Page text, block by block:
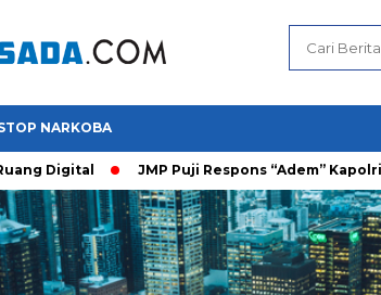
NARKOBA
JMP Puji Respons “Adem” Kapolri Hadapi